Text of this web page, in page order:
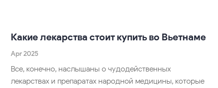
Какие лекарства стоит купить во Вьетнаме
Apr 2025
Все, конечно, наслышаны о чудодейственных
лекарствах и препаратах народной медицины, которые